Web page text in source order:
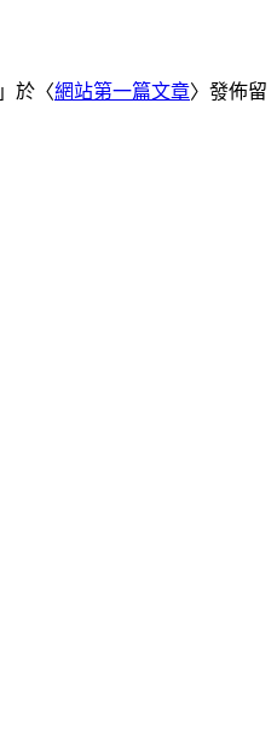
」於〈網站第一篇文章〉發佈留